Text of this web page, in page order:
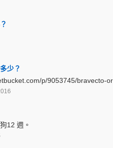
少？
p/9053745/bravecto-
12 週。